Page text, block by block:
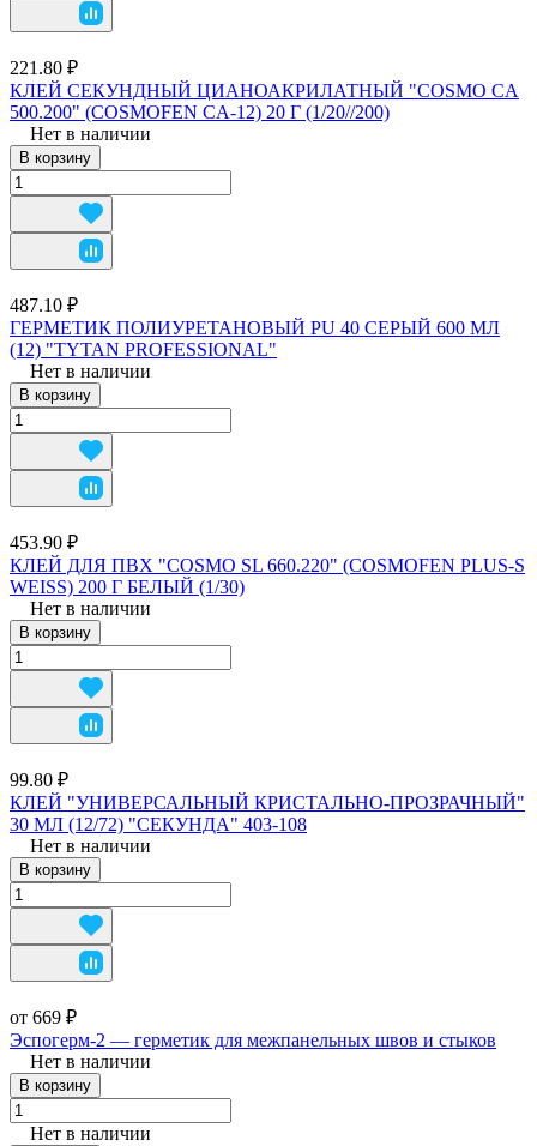
221.80 ₽
КЛЕЙ СЕКУНДНЫЙ ЦИАНОАКРИЛАТНЫЙ "COSMO CA
500.200" (COSMOFEN CA-12) 20 Г (1/20//200)
Нет в наличии
В корзину
487.10 ₽
ГЕРМЕТИК ПОЛИУРЕТАНОВЫЙ PU 40 СЕРЫЙ 600 МЛ
(12) "TYTAN PROFESSIONAL"
Нет в наличии
В корзину
453.90 ₽
КЛЕЙ ДЛЯ ПВХ "COSMO SL 660.220" (COSMOFEN PLUS-S
WEISS) 200 Г БЕЛЫЙ (1/30)
Нет в наличии
В корзину
99.80 ₽
КЛЕЙ "УНИВЕРСАЛЬНЫЙ КРИСТАЛЬНО-ПРОЗРАЧНЫЙ"
30 МЛ (12/72) "СЕКУНДА" 403-108
Нет в наличии
В корзину
от 669 ₽
Эспогерм-2 — герметик для межпанельных швов и стыков
Нет в наличии
В корзину
Нет в наличии